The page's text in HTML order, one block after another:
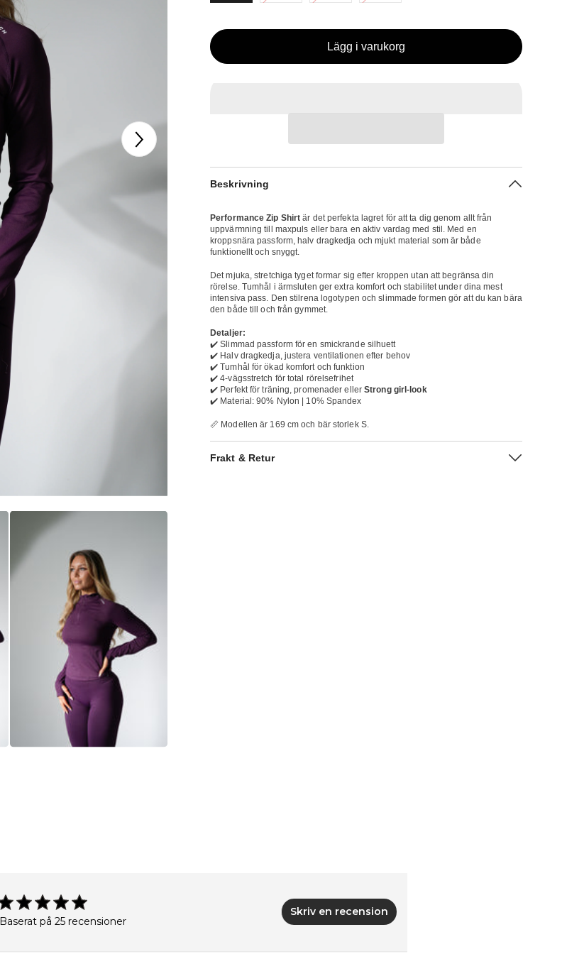
Lägg i varukorg
Beskrivning
Performance Zip Shirt är det perfekta lagret för att ta dig genom allt från
uppvärmning till maxpuls eller bara en aktiv vardag med stil. Med en
kroppsnära passform, halv dragkedja och mjukt material som är både
funktionellt och snyggt.
Det mjuka, stretchiga tyget formar sig efter kroppen utan att begränsa din
rörelse. Tumhål i ärmsluten ger extra komfort och stabilitet under dina mest
intensiva pass. Den stilrena logotypen och slimmade formen gör att du kan bära
den både till och från gymmet.
Detaljer:
✔️ Slimmad passform för en smickrande silhuett
✔️ Halv dragkedja, justera ventilationen efter behov
✔️ Tumhål för ökad komfort och funktion
✔️ 4-vägsstretch för total rörelsefrihet
✔️ Perfekt för träning, promenader ellerStrong girl-look
✔️ Material: 90% Nylon | 10% Spandex
📏 Modellen är 169 cm och bär storlek S.
Frakt & Retur
Baserat på 25 recensioner
Skriv en recension